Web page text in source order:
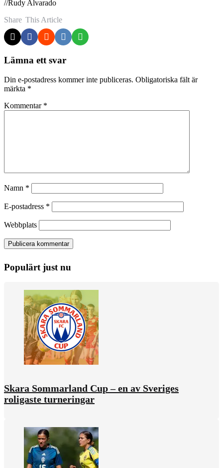
//Rudy Alvarado
Share This Article
Lämna ett svar
Din e-postadress kommer inte publiceras. Obligatoriska fält är
märkta *
Kommentar *
Namn *
E-postadress *
Webbplats
Populärt just nu
Skara Sommarland Cup – en av Sveriges
roligaste turneringar